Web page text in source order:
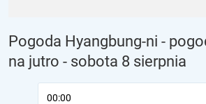
Pogoda Hyangbung-ni -
na jutro - sobota 8 sierpnia
00:00